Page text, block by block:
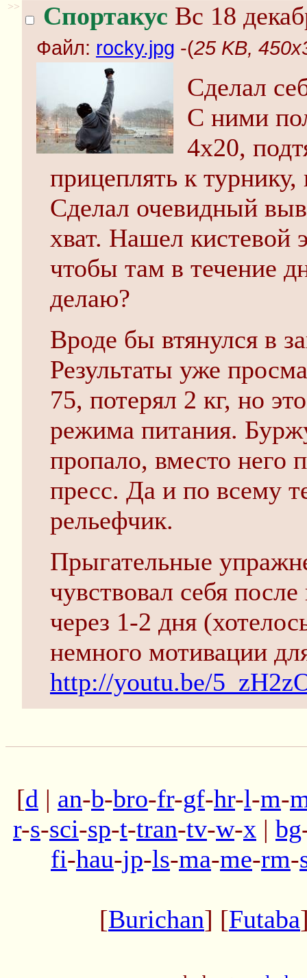
>> Спортакус Вс 18
Файл: rocky.jpg -(25 KB,
Сделал
С ними
4х20,
прицеплять к турнику,
Сделал очевидный
хват. Нашел кистевой
чтобы там в течение
делаю?
Вроде бы втянулся в
Результаты уже
75, потерял 2 кг, но
режима питания.
пропало, вместо него
пресс. Да и по всему
рельефчик.
Прыгательные
чувствовал себя
через 1-2 дня
немного мотивации
http://youtu.be/
[d | an-b-bro-fr-gf-hr-l-m-
r-s-sci-sp-t-tran-tv-w-x | bg
fi-hau-jp-ls-ma-me-rm-
[Burichan] [Futaba